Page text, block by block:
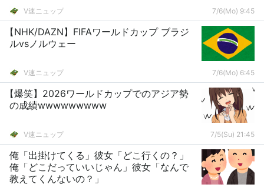
V速ニュップ 7/6(Mo) 9:45
【NHK/DAZN】FIFAワールドカップ ブラジ
ルvsノルウェー
V速ニュップ 7/6(Mo) 6:45
【爆笑】2026ワールドカップでのアジア勢
の成績wwwwwwwww
V速ニュップ 7/5(Su) 21:45
俺「出掛けてくる」彼女「どこ行くの？」
俺「どこだっていいじゃん」彼女「なんで
教えてくんないの？」